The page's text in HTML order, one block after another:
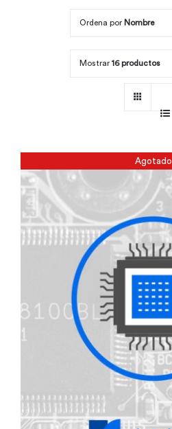
Ordena por Nombre
Mostrar 16 productos
Agotado